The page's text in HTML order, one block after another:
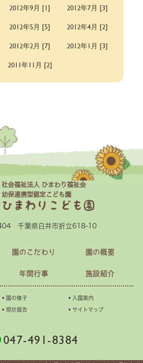
2012年9月 [1]
2012年7月 [3]
2012年5月 [5]
2012年4月 [2]
2012年2月 [7]
2012年1月 [3]
2011年11月 [2]
社会福祉法人 ひまわり福祉会
幼保連携型認定こども園
ひまわりこども園
千葉県白井市折立618-10
園のこだわり 園の概要
年間行事 施設紹介
▪︎園の様子 ▪︎入園案内
▪︎現状報告 ▪︎サイトマップ
047-491-8384